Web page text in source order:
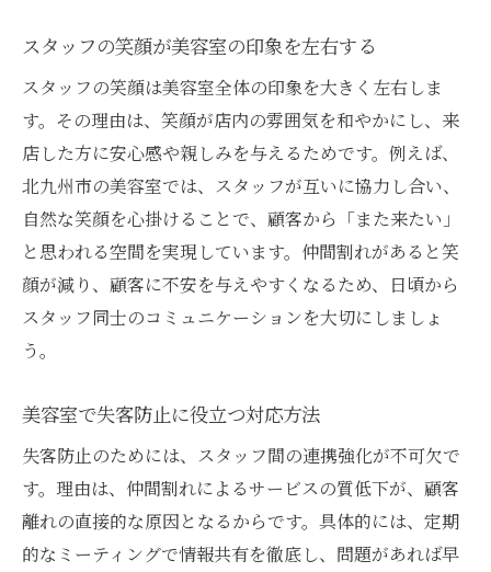
スタッフの笑顔が美容室の印象を左右する
スタッフの笑顔は美容室全体の印象を大きく左右しま
す。その理由は、笑顔が店内の雰囲気を和やかにし、来
店した方に安心感や親しみを与えるためです。例えば、
北九州市の美容室では、スタッフが互いに協力し合い、
自然な笑顔を心掛けることで、顧客から「また来たい」
と思われる空間を実現しています。仲間割れがあると笑
顔が減り、顧客に不安を与えやすくなるため、日頃から
スタッフ同士のコミュニケーションを大切にしましょ
う。
美容室で失客防止に役立つ対応方法
失客防止のためには、スタッフ間の連携強化が不可欠で
す。理由は、仲間割れによるサービスの質低下が、顧客
離れの直接的な原因となるからです。具体的には、定期
的なミーティングで情報共有を徹底し、問題があれば早